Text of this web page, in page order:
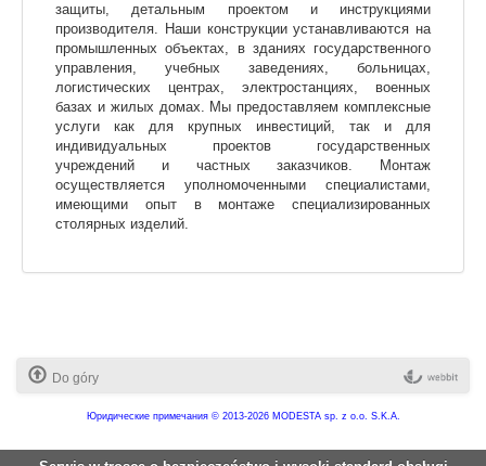
защиты, детальным проектом и инструкциями
производителя. Наши конструкции устанавливаются на
промышленных объектах, в зданиях государственного
управления, учебных заведениях, больницах,
логистических центрах, электростанциях, военных
базах и жилых домах. Мы предоставляем комплексные
услуги как для крупных инвестиций, так и для
индивидуальных проектов государственных
учреждений и частных заказчиков. Монтаж
осуществляется уполномоченными специалистами,
имеющими опыт в монтаже специализированных
столярных изделий.
Do góry
Юридические примечания© 2013-2026 MODESTA sp. z o.o. S.K.A.